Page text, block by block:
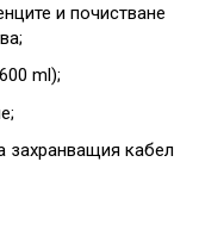
и почистване
ml);
захранващия кабел